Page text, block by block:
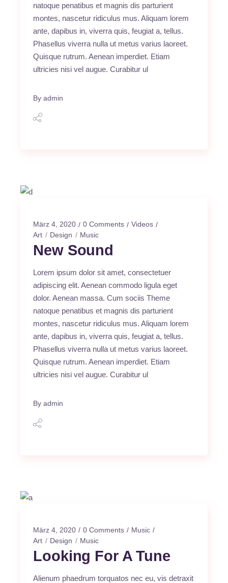
natoque penatibus et magnis dis parturient
montes, nascetur ridiculus mus. Aliquam lorem
ante, dapibus in, viverra quis, feugiat a, tellus.
Phasellus viverra nulla ut metus varius laoreet.
Quisque rutrum. Aenean imperdiet. Etiam
ultricies nisi vel augue. Curabitur ul
By admin
März 4, 2020 0 Comments
Videos
Art
Design Music
New Sound
Lorem ipsum dolor sit amet, consectetuer
adipiscing elit. Aenean commodo ligula eget
dolor. Aenean massa. Cum sociis Theme
natoque penatibus et magnis dis parturient
montes, nascetur ridiculus mus. Aliquam lorem
ante, dapibus in, viverra quis, feugiat a, tellus.
Phasellus viverra nulla ut metus varius laoreet.
Quisque rutrum. Aenean imperdiet. Etiam
ultricies nisi vel augue. Curabitur ul
By admin
März 4, 2020 0 Comments
Music
Art
Design Music
Looking For A Tune
Alienum phaedrum torquatos nec eu, vis detraxit